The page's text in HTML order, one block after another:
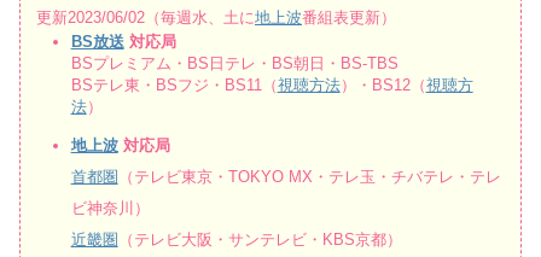
更新2023/06/02（毎週水、土に地上波番組表更新）
BS放送 対応局
BSプレミアム・BS日テレ・BS朝日・BS-TBS
BSテレ東・BSフジ・BS11（視聴方法）・BS12（視聴方
法）
地上波対応局
首都圏 （テレビ東京・TOKYO MX・テレ玉・チバテレ・テレ
ビ神奈川）
近畿圏 （テレビ大阪・サンテレビ・KBS京都）